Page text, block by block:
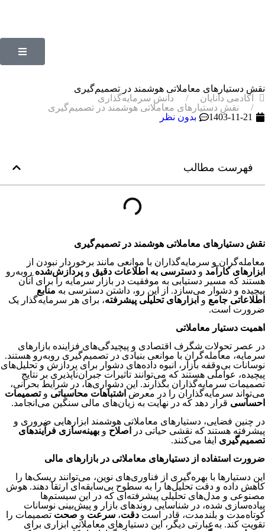
نقش دستیارهای معاملاتی هوشمند در تصمیم‌گیری
آکادمی دانایان
دانش سرمایه‌گذاری
نقش دستیارهای معاملاتی هوشمند در تصمیم‌گیری
1403-11-21
بدون نظر
فهرست مطالب
نقش دستیارهای معاملاتی هوشمند در تصمیم‌گیری
معامله‌گران و سرمایه‌گذاران با موانعی مانند برخوردار نبودن از
ابزارهای کارآمد و دسترسی به اطلاعات دقیق و پردازش‌شده روبه‌رو
هستند که مسیر دستیابی به موفقیت در بازار سرمایه را برای آنان
پیچیده و دشوار می‌سازد. از این رو، داشتن دسترسی به منابع
اطلاعاتی جامع و ابزارهای تحلیلی پیشرفته، برای هر سرمایه‌گذار یک
ضرورت است.
اهمیت دستیار معاملاتی
در عصر تحولات شگرف اقتصادی و پیچیدگی‌های فزاینده بازارهای
سرمایه، معامله‌گران با موانعی بنیادی در تصمیم‌گیری روبه‌رو هستند.
نوسانات بی‌وقفه بازار، انبوه داده‌های دشوار برای پردازش و تحلیل‌های
پیچیده، عواملی هستند که می‌توانند تاثیرات جبران‌ناپذیری بر نتایج
تصمیمات سرمایه‌گذاران بگذارند. این دشواری‌ها، در شرایط بحرانی،
می‌تواند سرمایه‌گذاران را در معرض اشتباهات محاسباتی وتصمیمات
احساسی قرار دهد که در نهایت به زیان‌های مالی سنگین می‌انجامد.
در چنین فضایی، دستیارهای معاملاتی هوشمند ابزارهایی ضروری و
پیشرفته هستند که نقشی حیاتی در
اصلاح و بهینه‌سازی فرآیندهای
تصمیم‌گیری ایفا می‌کنند.
ضرورت استفاده از دستیارهای معاملاتی در بازارهای مالی
این دستیارها با بهره‌گیری از فناوری‌های نوین، می‌توانند ریسک‌ها را
کاهش داده و دقت تحلیل‌ها را به سطوح بی‌سابقه‌ای ارتقا دهند. هوش
مصنوعی و مدل‌های تحلیلی پیشرفته‌ای که در این سیستم‌ها
پیاده‌سازی شده، در شناسایی روندهای بازار و پیش‌بینی نوسانات
کوتاه‌مدت و بلندمدت، قادر است دقت، سرعت و صحت تصمیمات را
تقویت کند. به‌عبارتی دیگر، این دستیارهای معاملاتی ابزاری برای